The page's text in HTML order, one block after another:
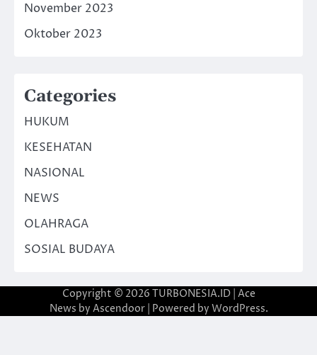
November 2023
Oktober 2023
Categories
HUKUM
KESEHATAN
NASIONAL
NEWS
OLAHRAGA
SOSIAL BUDAYA
Copyright © 2026 TURBONESIA.ID| Ace
News by Ascendoor| Powered by WordPress.